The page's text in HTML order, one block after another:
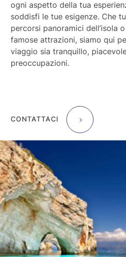
ogni aspetto della tua
soddisfi le tue esigenze. Che
percorsi panoramici dell’isola
famose attrazioni, siamo qui
viaggio sia tranquillo,
preoccupazioni.
CONTATTACI